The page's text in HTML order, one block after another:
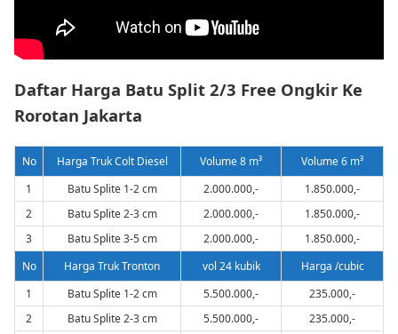
Daftar Harga Batu Split 2/3 Free Ongkir Ke
Rorotan Jakarta
No Harga Truk Colt Diesel Volume 8 m³
Volume 6 m³
1
Batu Splite 1-2 cm 2.000.000,-
1.850.000,-
2
Batu Splite 2-3 cm 2.000.000,-
1.850.000,-
3
Batu Splite 3-5 cm 2.000.000,-
1.850.000,-
No
Harga Truk Tronton vol 24 kubik
Harga /cubic
1
Batu Splite 1-2 cm 5.500.000,-
235.000,-
2
Batu Splite 2-3 cm 5.500.000,-
235.000,-